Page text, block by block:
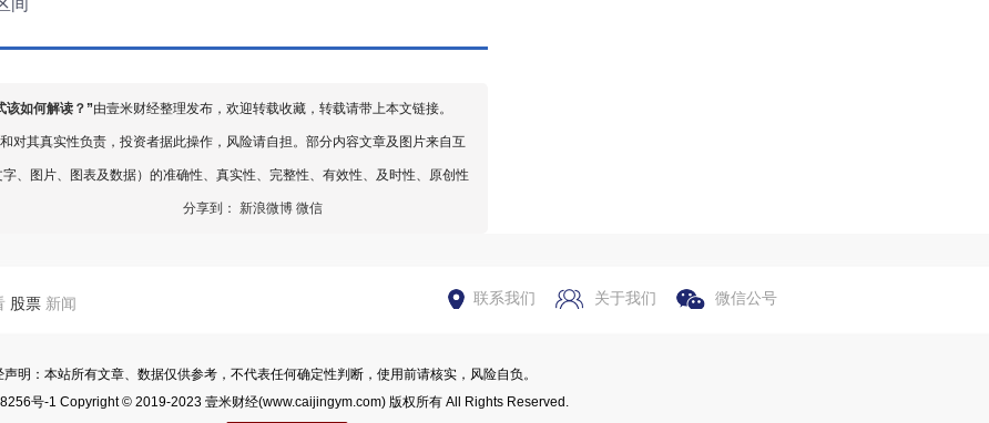
间
该如何解读？ ”由壹米财经整理发布，欢迎转载收藏，转载请带上本文链接。
对其真实性负责，投资者据此操作，风险请自担。部分内容文章及图片来自互
、图片、图表及数据）的准确性、真实性、完整性、有效性、及时性、原创性
分享到： 新浪微博 微信
股票 新闻 联系我们 关于我们 微信公号
声明：本站所有文章、数据仅供参考，不代表任何确定性判断，使用前请核实，风险自负。
号-1 Copyright © 2019-2023 壹米财经(www.caijingym.com) 版权所有 All Rights Reserved.